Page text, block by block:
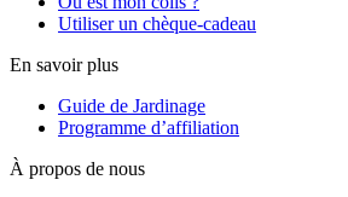
Utiliser un chèque-cadeau
En savoir plus
Guide de Jardinage
Programme d’affiliation
À propos de nous